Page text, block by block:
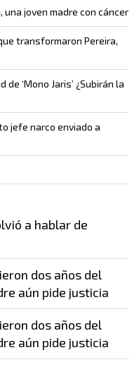
joven madre con cáncer
transformaron Pereira,
‘Mono Jaris’ ¿Subirán la
jefe narco enviado a
a hablar de
dos años del
aún pide justicia
dos años del
aún pide justicia